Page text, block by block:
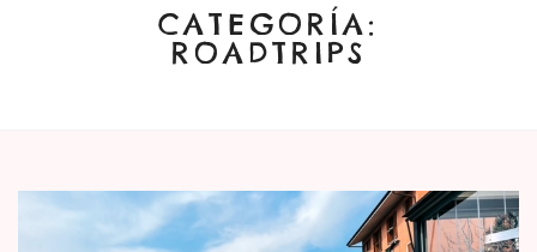
CATEGORÍA:
ROADTRIPS